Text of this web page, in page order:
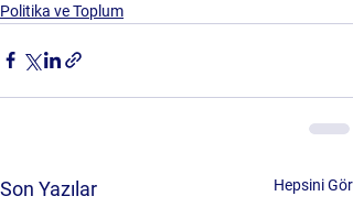
Politika ve Toplum
Son Yazılar Hepsini Gör